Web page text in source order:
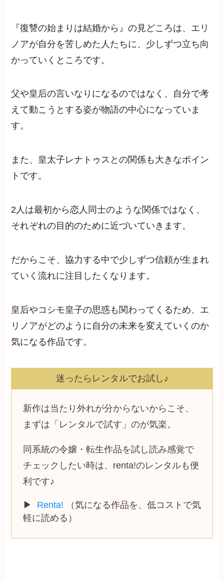
『復讐の始まりは結婚から』の見どころは、エリ
ノアが自分を苦しめた人たちに、少しずつ立ち向
かっていくところです。
父や皇后の言いなりになるのではなく、自分で考
えて動こうとする姿が物語の中心になっていま
す。
また、皇太子レナトゥスとの関係も大きなポイン
トです。
2人は最初から恋人同士のような関係ではなく、
それぞれの目的のために近づいていきます。
だからこそ、協力する中で少しずつ信頼が生まれ
ていく流れに注目したくなります。
皇后やコシモ皇子の思惑も関わってくるため、エ
リノアがどのように自分の未来を変えていくのか
気になる作品です。
迷ったらレンタルでお試し♪
新作は当たり外れが分からないからこそ、
まずは「レンタルで試す」のが気楽。
同系統の令嬢・転生作品を試し読み感覚で
チェックしたい時は、renta!のレンタルも便
利です♪
▶ Renta!
（気になる作品を、低コストで気
軽に読める）